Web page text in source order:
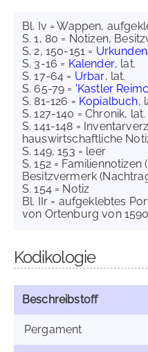
Bl. Iv = Wappen,
S. 1, 80 = Notizen,
S. 2, 150-151 =
S. 3-16 = Kalender, lat.
S. 17-64 = Urbar, lat.
S. 65-79 = 'Kastler
S. 81-126 = Kopialbuch,
S. 127-140 = Chronik, lat.
S. 141-148 =
hauswirtschaftliche
S. 149, 153 = leer
S. 152 =
Besitzvermerk
S. 154 = Notiz
Bl. IIr = aufgeklebtes
von Ortenburg von 1590
Kodikologie
Beschreibstoff
Pergament